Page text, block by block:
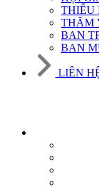
THIẾU
THĂM
BAN
BAN
LIÊN